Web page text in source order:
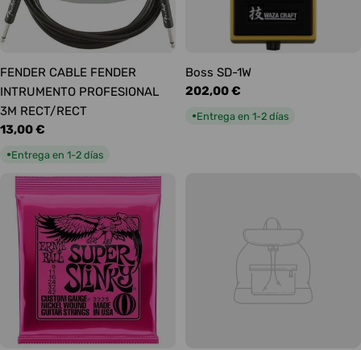
FENDER CABLE FENDER
INTRUMENTO PROFESIONAL
3M RECT/RECT
Precio
13,00 €
●Entrega en 1-2 días
Boss SD-1W
Precio
202,00 €
●Entrega en 1-2 días